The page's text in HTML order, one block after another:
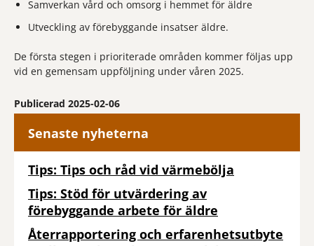
Samverkan vård och omsorg i hemmet för äldre
Utveckling av förebyggande insatser äldre.
De första stegen i prioriterade områden kommer följas upp
vid en gemensam uppföljning under våren 2025.
Publicerad 2025-02-06
Senaste nyheterna
Tips: Tips och råd vid värmebölja
Tips: Stöd för utvärdering av
förebyggande arbete för äldre
Återrapportering och erfarenhetsutbyte